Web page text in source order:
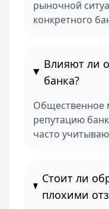
рыночной
конкретного
Влияют ли
банка?
Общественное
репутацию
часто
Стоит ли
плохими